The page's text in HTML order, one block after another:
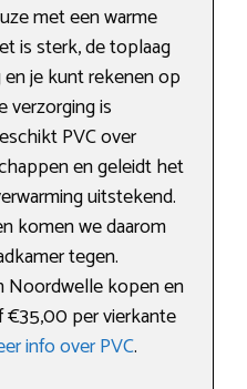
met een warme
is sterk, de toplaag
je kunt rekenen op
verzorging is
PVC over
en geleidt het
uitstekend.
komen we daarom
tegen.
Noordwelle kopen en
€35,00 per vierkante
info over PVC.